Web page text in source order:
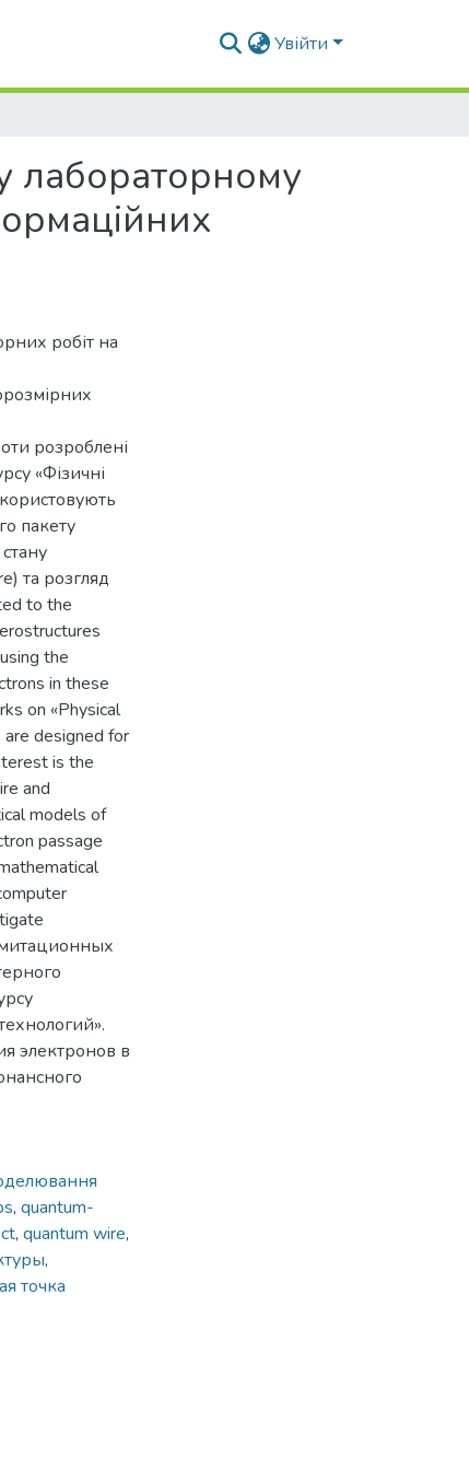
Увійти
лабораторному
робіт на
розроблені
«Фізичні
пакету
та розгляд
to the
the
in these
on «Physical
designed for
is the
and
models of
passage
электронов в
, quantum-
, quantum wire,
,
точка